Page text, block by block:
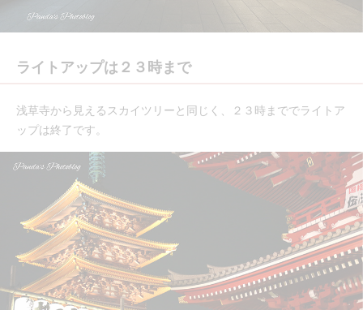
ライトアップは２３時まで
浅草寺から見えるスカイツリーと同じく、２３時まででライトア
ップは終了です。